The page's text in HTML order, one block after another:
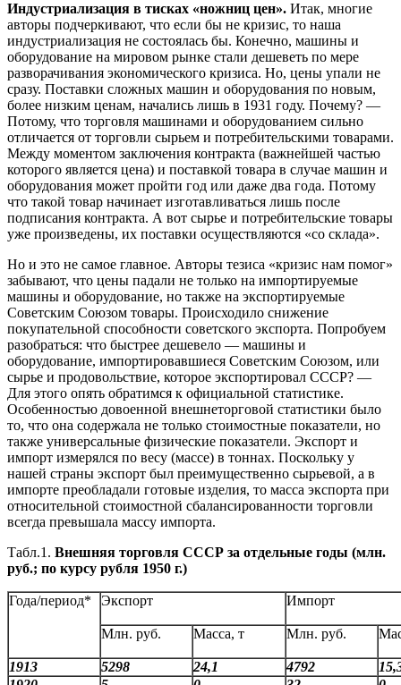
Индустриализация в тисках «ножниц цен». Итак, многие
авторы подчеркивают, что если бы не кризис, то наша
индустриализация не состоялась бы. Конечно, машины и
оборудование на мировом рынке стали дешеветь по мере
разворачивания экономического кризиса. Но, цены упали не
сразу. Поставки сложных машин и оборудования по новым,
более низким ценам, начались лишь в 1931 году. Почему? —
Потому, что торговля машинами и оборудованием сильно
отличается от торговли сырьем и потребительскими товарами.
Между моментом заключения контракта (важнейшей частью
которого является цена) и поставкой товара в случае машин и
оборудования может пройти год или даже два года. Потому
что такой товар начинает изготавливаться лишь после
подписания контракта. А вот сырье и потребительские товары
уже произведены, их поставки осуществляются «со склада».
Но и это не самое главное. Авторы тезиса «кризис нам помог»
забывают, что цены падали не только на импортируемые
машины и оборудование, но также на экспортируемые
Советским Союзом товары. Происходило снижение
покупательной способности советского экспорта. Попробуем
разобраться: что быстрее дешевело — машины и
оборудование, импортировавшиеся Советским Союзом, или
сырье и продовольствие, которое экспортировал СССР? —
Для этого опять обратимся к официальной статистике.
Особенностью довоенной внешнеторговой статистики было
то, что она содержала не только стоимостные показатели, но
также универсальные физические показатели. Экспорт и
импорт измерялся по весу (массе) в тоннах. Поскольку у
нашей страны экспорт был преимущественно сырьевой, а в
импорте преобладали готовые изделия, то масса экспорта при
относительной стоимостной сбалансированности торговли
всегда превышала массу импорта.
Табл.1. Внешняя торговля СССР за отдельные годы (млн.
руб.; по курсу рубля 1950 г.)
Года/период* Экспорт Импорт
Млн. руб. Масса, т Млн. руб.
1913 5298 24,1 4792